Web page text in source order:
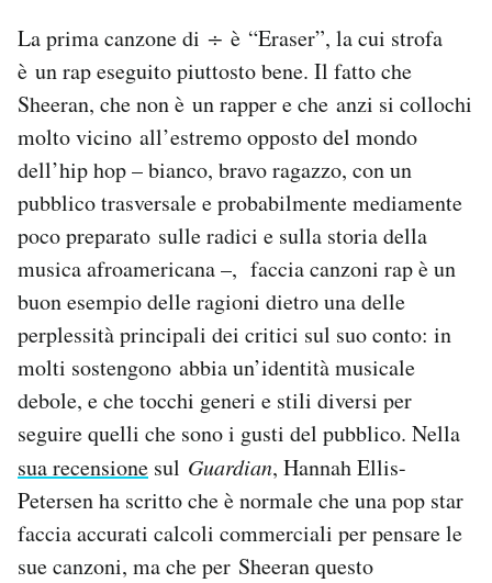
La prima canzone di ÷ è “Eraser”, la cui strofa
è un rap eseguito piuttosto bene. Il fatto che
Sheeran, che non è un rapper e che anzi si collochi
molto vicino all’estremo opposto del mondo
dell’hip hop – bianco, bravo ragazzo, con un
pubblico trasversale e probabilmente mediamente
poco preparato sulle radici e sulla storia della
musica afroamericana –, faccia canzoni rap è un
buon esempio delle ragioni dietro una delle
perplessità principali dei critici sul suo conto: in
molti sostengono abbia un’identità musicale
debole, e che tocchi generi e stili diversi per
seguire quelli che sono i gusti del pubblico. Nella
sua recensione sul Guardian, Hannah Ellis-
Petersen ha scritto che è normale che una pop star
faccia accurati calcoli commerciali per pensare le
sue canzoni, ma che per Sheeran questo